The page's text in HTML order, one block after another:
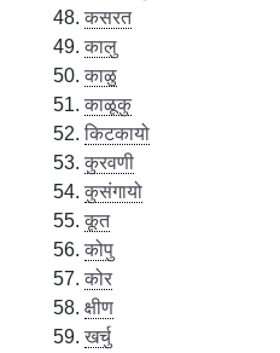
कसरत
कालु
काळु
काळूकु
किटकायो
कुरवणी
कुसंगायो
कूत
कोपु
कोर
क्षीण
खर्चु